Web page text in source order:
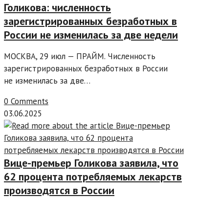
Голикова: численность
зарегистрированных безработных в
России не изменилась за две недели
МОСКВА, 29 июл — ПРАЙМ. Численность
зарегистрированных безработных в России
не изменилась за две…
0 Comments
03.06.2025
Вице-премьер Голикова заявила, что
62 процента потребляемых лекарств
производятся в России